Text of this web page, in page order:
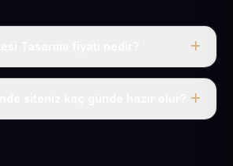
yıllık 50 USD + KDV. Bu bedele alan